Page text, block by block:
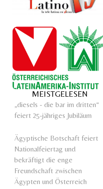
MEISTGELESEN
„diesels - die bar im dritten“
feiert 25-jähriges Jubiläum
Ägyptische Botschaft feiert
Nationalfeiertag und
bekräftigt die enge
Freundschaft zwischen
Ägypten und Österreich